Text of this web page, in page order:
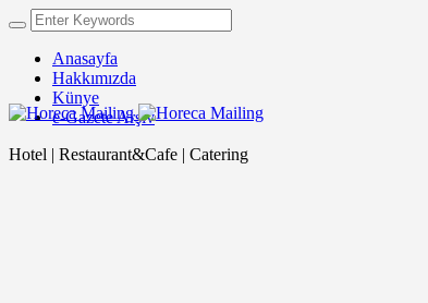
Anasayfa
Hakkımızda
Künye
e-Gazete Arşiv
Hotel | Restaurant&Cafe | Catering